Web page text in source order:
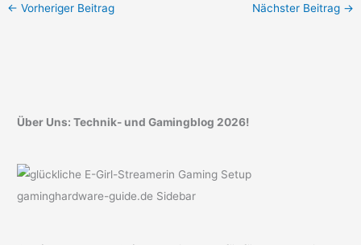
← Vorheriger Beitrag Nächster Beitrag →
Über Uns: Technik- und Gamingblog 2026!